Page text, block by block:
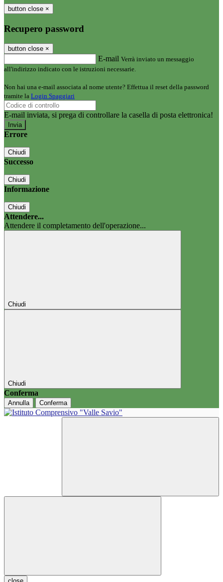
button close ×
Recupero password
button close ×
E-mail Verrà inviato un messaggio
all'indirizzo indicato con le istruzioni necessarie.
Non hai una e-mail associata al nome utente? Effettua il reset della password
tramite la Login Spaggiari
E-mail inviata, si prega di controllare la casella di posta elettronica!
Errore
Chiudi
Successo
Chiudi
Informazione
Chiudi
Attendere...
Attendere il completamento dell'operazione...
Chiudi
Chiudi
Conferma
Annulla Conferma